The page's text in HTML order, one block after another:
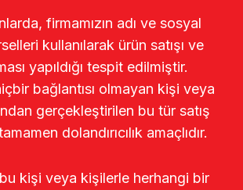
firmamızın adı ve sosyal
kullanılarak ürün satışı ve
yapıldığı tespit edilmiştir.
bağlantısı olmayan kişi veya
gerçekleştirilen bu tür satış
dolandırıcılık amaçlıdır.
bu kişi veya kişilerle herhangi bir